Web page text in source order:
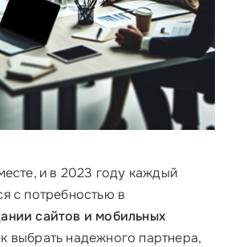
и в 2023 году каждый
с потребностью в
сайтов и мобильных
выбрать надежного партнера,